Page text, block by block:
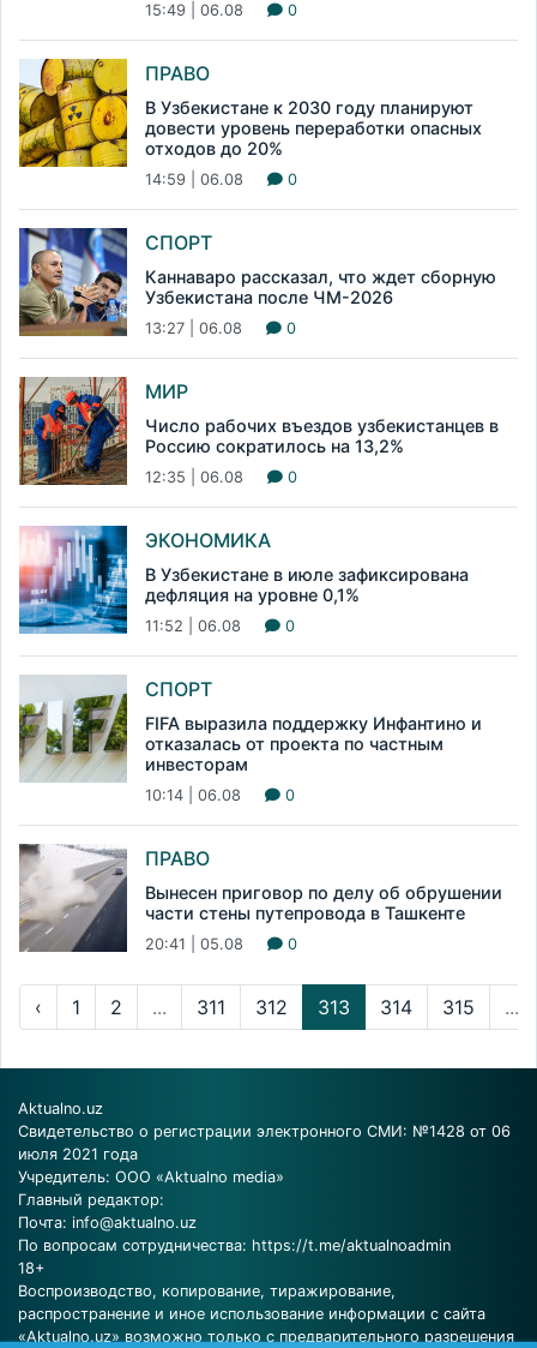
15:49 | 06.08 0
ПРАВО
В Узбекистане к 2030 году планируют
довести уровень переработки опасных
отходов до 20%
14:59 | 06.08 0
СПОРТ
Каннаваро рассказал, что ждет сборную
Узбекистана после ЧМ-2026
13:27 | 06.08 0
МИР
Число рабочих въездов узбекистанцев в
Россию сократилось на 13,2%
12:35 | 06.08 0
ЭКОНОМИКА
В Узбекистане в июле зафиксирована
дефляция на уровне 0,1%
11:52 | 06.08 0
СПОРТ
FIFA выразила поддержку Инфантино и
отказалась от проекта по частным
инвесторам
10:14 | 06.08 0
ПРАВО
Вынесен приговор по делу об обрушении
части стены путепровода в Ташкенте
20:41 | 05.08 0
‹ 1 2 ... 311 312 313 314 315 ...
Aktualno.uz
Свидетельство о регистрации электронного СМИ: №1428 от 06
июля 2021 года
Учредитель: ООО «Aktualno media»
Главный редактор:
Почта: info@aktualno.uz
По вопросам сотрудничества: https://t.me/aktualnoadmin
18+
Воспроизводство, копирование, тиражирование,
распространение и иное использование информации с сайта
«Aktualno.uz» возможно только с предварительного разрешения